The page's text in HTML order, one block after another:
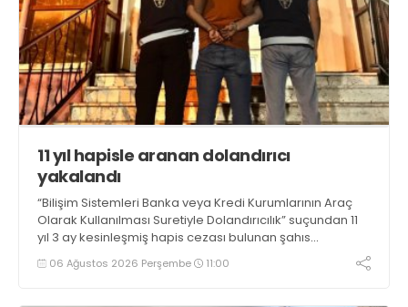
11 yıl hapisle aranan dolandırıcı
yakalandı
“Bilişim Sistemleri Banka veya Kredi Kurumlarının Araç
Olarak Kullanılması Suretiyle Dolandırıcılık” suçundan 11
yıl 3 ay kesinleşmiş hapis cezası bulunan şahıs
yakalandı
06 Ağustos 2026 Perşembe 11:00